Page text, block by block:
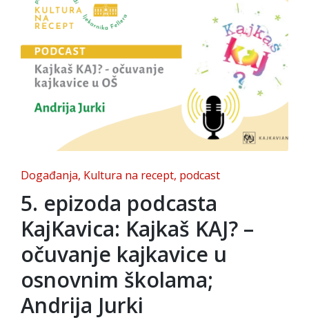
Posted
in
Događanja Kultura na recept podcast
5. epizoda podcasta
KajKavica: Kajkaš KAJ? –
očuvanje kajkavice u
osnovnim školama;
Andrija Jurki